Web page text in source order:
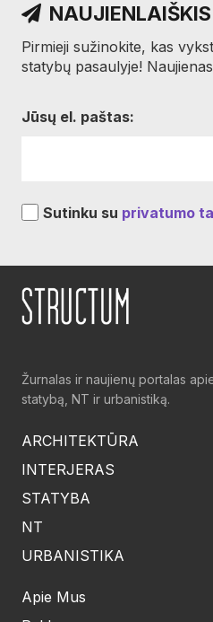
NAUJIENLAIŠKIS
Pirmieji sužinokite, kas
statybų pasaulyje!
Jūsų el. paštas:
Sutinku su privatumo
Žurnalas ir naujienų portalas
statybą, NT ir urbanistiką.
ARCHITEKTŪRA
INTERJERAS
STATYBA
NT
URBANISTIKA
Apie Mus